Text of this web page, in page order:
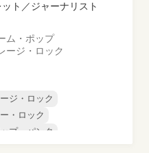
ト／ジャーナリスト
ム・ポップ
ージ・ロック
ジ・ロック
・ロック
プ・パンク